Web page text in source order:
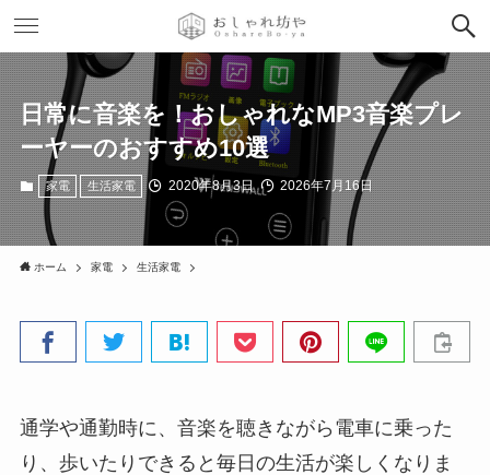
日常に音楽を！おしゃれなMP3音楽プレ
ーヤーのおすすめ10選
家電 生活家電 2020年8月3日 2026年7月16日
ホーム 家電 生活家電
通学や通勤時に、音楽を聴きながら電車に乗った
り、歩いたりできると毎日の生活が楽しくなりま